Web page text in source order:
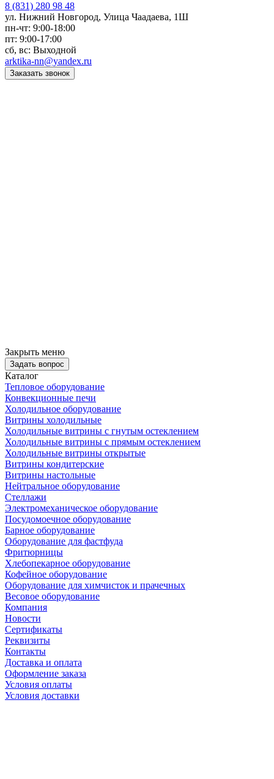
8 (831) 280 98 48
ул. Нижний Новгород, Улица Чаадаева, 1Ш
пн-чт: 9:00-18:00
пт: 9:00-17:00
сб, вс: Выходной
arktika-nn@yandex.ru
Заказать звонок
Закрыть меню
Задать вопрос
Каталог
Тепловое оборудование
Конвекционные печи
Холодильное оборудование
Витрины холодильные
Холодильные витрины с гнутым остеклением
Холодильные витрины с прямым остеклением
Холодильные витрины открытые
Витрины кондитерские
Витрины настольные
Нейтральное оборудование
Стеллажи
Электромеханическое оборудование
Посудомоечное оборудование
Барное оборудование
Оборудование для фастфуда
Фритюрницы
Хлебопекарное оборудование
Кофейное оборудование
Оборудование для химчисток и прачечных
Весовое оборудование
Компания
Новости
Сертификаты
Реквизиты
Контакты
Доставка и оплата
Оформление заказа
Условия оплаты
Условия доставки